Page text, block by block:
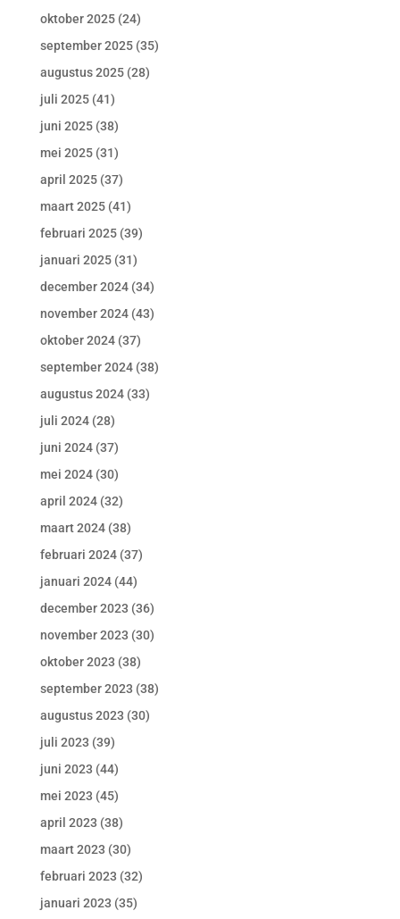
oktober 2025(24)
september 2025(35)
augustus 2025(28)
juli 2025(41)
juni 2025(38)
mei 2025(31)
april 2025(37)
maart 2025(41)
februari 2025(39)
januari 2025(31)
december 2024(34)
november 2024(43)
oktober 2024(37)
september 2024(38)
augustus 2024(33)
juli 2024(28)
juni 2024(37)
mei 2024(30)
april 2024(32)
maart 2024(38)
februari 2024(37)
januari 2024(44)
december 2023 (36)
november 2023 (30)
oktober 2023 (38)
september 2023 (38)
augustus 2023 (30)
juli 2023 (39)
juni 2023 (44)
mei 2023 (45)
april 2023 (38)
maart 2023 (30)
februari 2023 (32)
januari 2023 (35)